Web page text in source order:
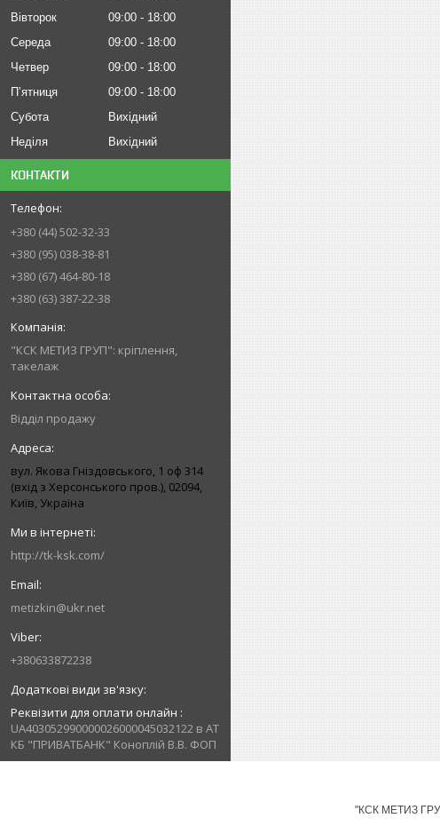
Вівторок
09:00
18:00
Середа
09:00
18:00
Четвер
09:00
18:00
Пʼятниця
09:00
18:00
Субота
Вихідний
Неділя
Вихідний
КОНТАКТИ
+380 (44) 502-32-33
+380 (95) 038-38-81
+380 (67) 464-80-18
+380 (63) 387-22-38
"КСК МЕТИЗ ГРУП": кріплення,
такелаж
Відділ продажу
вул. Якова Гніздовського, 1 оф 314
(вхід з Херсонського пров.), 02094,
Київ, Україна
http://tk-ksk.com/
metizkin@ukr.net
+380633872238
Реквізити для оплати онлайн
UA403052990000026000045032122 в АТ
КБ "ПРИВАТБАНК" Коноплій В.В. ФОП